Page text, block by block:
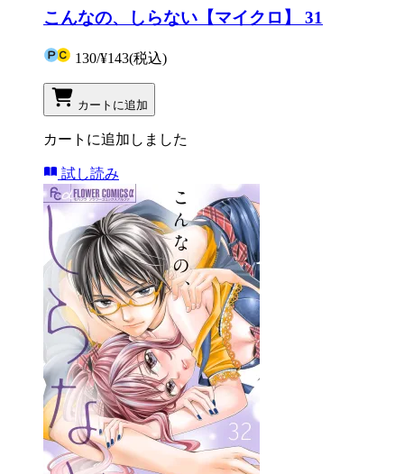
こんなの、しらない【マイクロ】 31
130/¥143(税込)
カートに追加
カートに追加しました
試し読み